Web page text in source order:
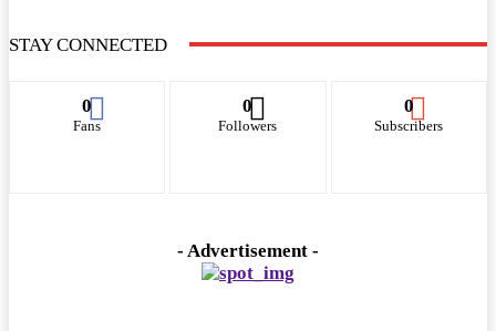
STAY CONNECTED
0
Fans
0
Followers
0
Subscribers
- Advertisement -